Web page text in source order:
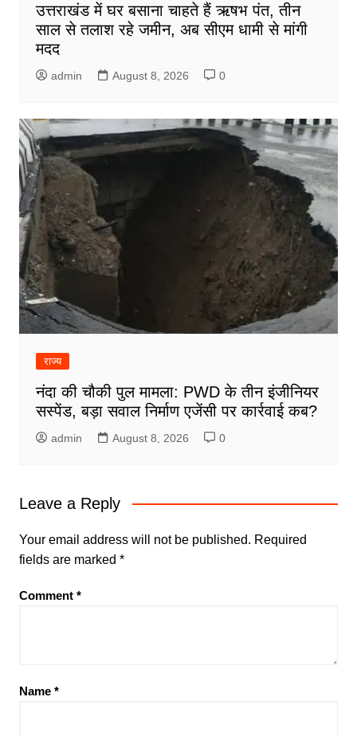
उत्तराखंड में घर बसाना चाहते हैं ऋषभ पंत, तीन
साल से तलाश रहे जमीन, अब सीएम धामी से मांगी
मदद
admin August 8, 2026 0
राज्य
नंदा की चौकी पुल मामला: PWD के तीन इंजीनियर
सस्पेंड, बड़ा सवाल निर्माण एजेंसी पर कार्रवाई कब?
admin August 8, 2026 0
Leave a Reply
Your email address will not be published. Required
fields are marked *
Comment *
Name *